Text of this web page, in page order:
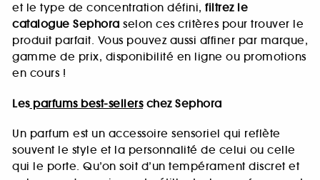
et le type de concentration défini, filtrez le
catalogue Sephora selon ces critères pour trouver le
produit parfait. Vous pouvez aussi affiner par marque,
gamme de prix, disponibilité en ligne ou promotions
en cours !
Lesparfums best-sellerschez Sephora
Un parfum est un accessoire sensoriel qui reflète
souvent le style et la personnalité de celui ou celle
qui le porte. Qu’on soit d’un tempérament discret et